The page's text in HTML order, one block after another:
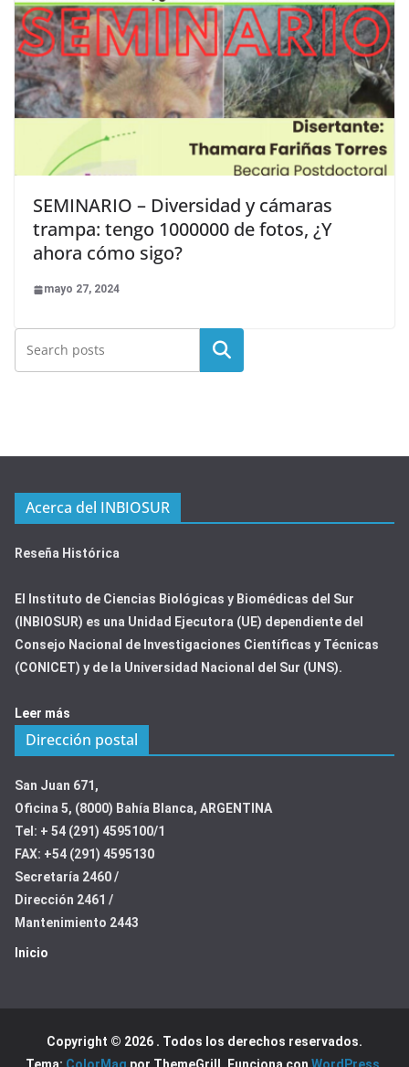
SEMINARIO – Diversidad y cámaras
trampa: tengo 1000000 de fotos, ¿Y
ahora cómo sigo?
mayo 27, 2024
Buscar
Acerca del INBIOSUR
Reseña Histórica
El Instituto de Ciencias Biológicas y Biomédicas del Sur
(INBIOSUR) es una Unidad Ejecutora (UE) dependiente del
Consejo Nacional de Investigaciones Científicas y Técnicas
(CONICET) y de la Universidad Nacional del Sur (UNS).
Leer más
Dirección postal
San Juan 671,
Oficina 5, (8000) Bahía Blanca, ARGENTINA
Tel: + 54 (291) 4595100/1
FAX: +54 (291) 4595130
Secretaría 2460 /
Dirección 2461 /
Mantenimiento 2443
Inicio
Copyright © 2026 . Todos los derechos reservados.